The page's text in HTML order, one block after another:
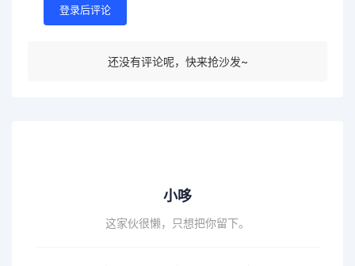
登录后评论
还没有评论呢，快来抢沙发~
小哆
这家伙很懒，只想把你留下。